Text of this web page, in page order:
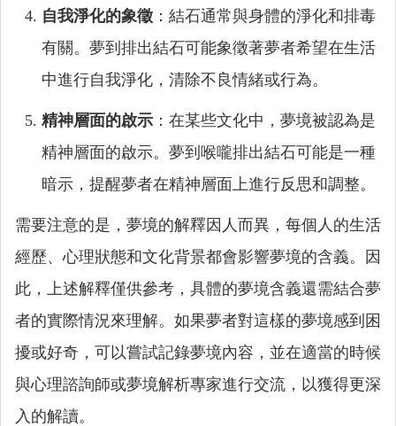
自我淨化的象徵 ：結石通常與身體的淨化和排毒
有關。夢到排出結石可能象徵著夢者希望在生活
中進行自我淨化，清除不良情緒或行為。
精神層面的啟示 ：在某些文化中，夢境被認為是
精神層面的啟示。夢到喉嚨排出結石可能是一種
暗示，提醒夢者在精神層面上進行反思和調整。
需要注意的是，夢境的解釋因人而異，每個人的生活
經歷、心理狀態和文化背景都會影響夢境的含義。因
此，上述解釋僅供參考，具體的夢境含義還需結合夢
者的實際情況來理解。如果夢者對這樣的夢境感到困
擾或好奇，可以嘗試記錄夢境內容，並在適當的時候
與心理諮詢師或夢境解析專家進行交流，以獲得更深
入的解讀。